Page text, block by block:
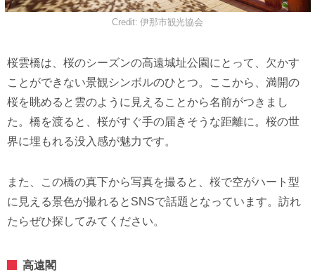
Credit: 伊那市観光協会
桜雲橋は、桜のシーズンの高遠城址公園にとって、欠かす
ことができない景観シンボルのひとつ。ここから、満開の
桜を眺めると雲のように見えることから名前がつきまし
た。橋を渡ると、桜がすぐ手の届きそうな距離に。桜の世
界に埋もれる没入感が魅力です。
また、この橋の真下から写真を撮ると、桜で空がハート型
に見える景色が撮れるとSNSで話題となっています。訪れ
たらぜひ探してみてください。
高遠閣